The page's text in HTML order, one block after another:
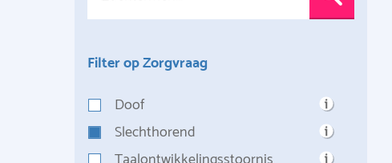
Filter op Zorgvraag
Doof
Slechthorend